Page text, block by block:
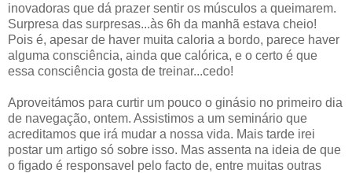
inovadoras que dá prazer sentir os músculos a queimarem.
Surpresa das surpresas...às 6h da manhã estava cheio!
Pois é, apesar de haver muita caloria a bordo, parece haver
alguma consciência, ainda que calórica, e o certo é que
essa consciência gosta de treinar...cedo!
Aproveitámos para curtir um pouco o ginásio no primeiro dia
de navegação, ontem. Assistimos a um seminário que
acreditamos que irá mudar a nossa vida. Mais tarde irei
postar um artigo só sobre isso. Mas assenta na ideia de que
o figado é responsavel pelo facto de, entre muitas outras